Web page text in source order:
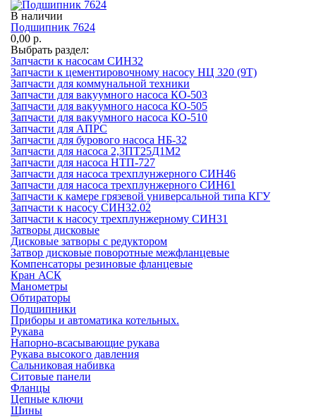
В наличии
Подшипник 7624
0,00 р.
Выбрать раздел:
Запчасти к насосам СИН32
Запчасти к цементировочному насосу НЦ 320 (9Т)
Запчасти для коммунальной техники
Запчасти для вакуумного насоса КО-503
Запчасти для вакуумного насоса КО-505
Запчасти для вакуумного насоса КО-510
Запчасти для АПРС
Запчасти для бурового насоса НБ-32
Запчасти для насоса 2,3ПТ25Д1М2
Запчасти для насоса НТП-727
Запчасти для насоса трехплунжерного СИН46
Запчасти для насоса трехплунжерного СИН61
Запчасти к камере грязевой универсальной типа КГУ
Запчасти к насосу СИН32.02
Запчасти к насосу трехплунжерному СИН31
Затворы дисковые
Дисковые затворы с редуктором
Затвор дисковые поворотные межфланцевые
Компенсаторы резиновые фланцевые
Кран АСК
Манометры
Обтираторы
Подшипники
Приборы и автоматика котельных.
Рукава
Напорно-всасывающие рукава
Рукава высокого давления
Сальниковая набивка
Ситовые панели
Фланцы
Цепные ключи
Шины